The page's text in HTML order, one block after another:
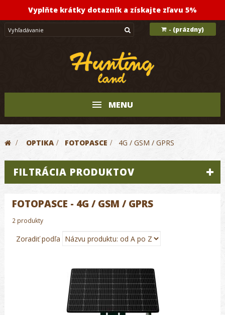
Vyplňte krátky dotazník a získajte zľavu 5%
- (prázdny)
MENU
> OPTIKA > FOTOPASCE > 4G / GSM / GPRS
FILTRÁCIA PRODUKTOV
FOTOPASCE - 4G / GSM / GPRS
2 produkty
Zoradiť podľa